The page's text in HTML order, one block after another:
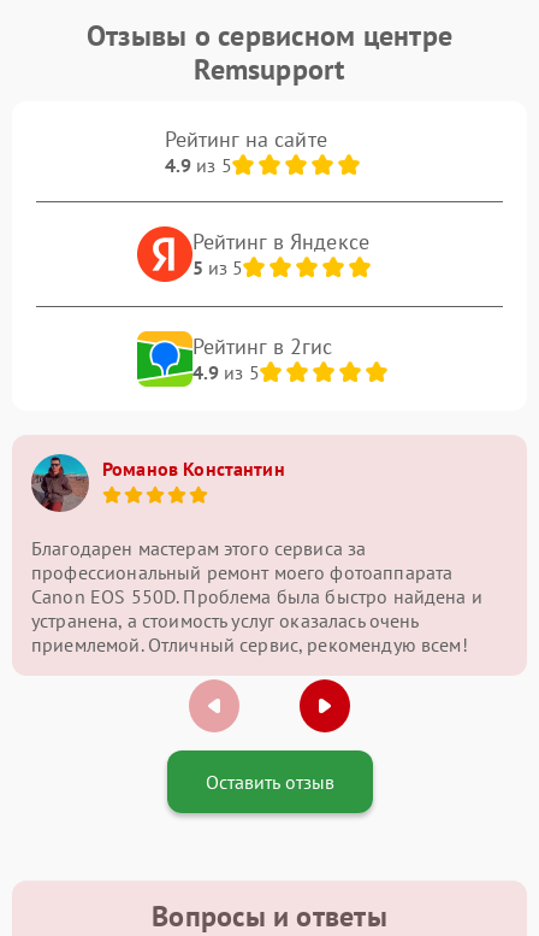
Отзывы о сервисном центре
Remsupport
Рейтинг на сайте
4.9из 5
Рейтинг в Яндексе
5 из 5
Рейтинг в 2гис
4.9из 5
Романов Константин
Благодарен мастерам этого сервиса за
профессиональный ремонт моего фотоаппарата
Canon EOS 550D. Проблема была быстро найдена и
устранена, а стоимость услуг оказалась очень
приемлемой. Отличный сервис, рекомендую всем!
Оставить отзыв
Вопросы и ответы